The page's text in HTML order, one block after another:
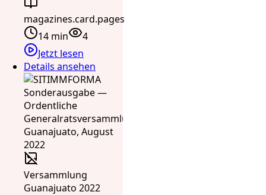
magazines.card.pages
14 min
4
Jetzt lesen
Details ansehen
Versammlung
Guanajuato 2022